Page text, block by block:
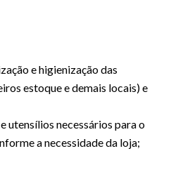
e higienização das
estoque e demais locais) e
utensílios necessários para o
a necessidade da loja;